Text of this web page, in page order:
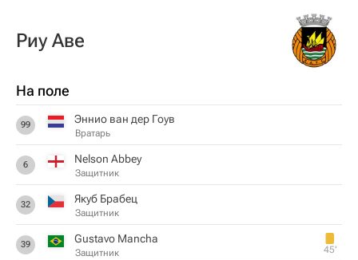
Риу Аве
На поле
99 Эннио ван дер Гоув
Вратарь
6 Nelson Abbey
Защитник
32 Якуб Брабец
Защитник
39 Gustavo Mancha
Защитник 45‎’‎